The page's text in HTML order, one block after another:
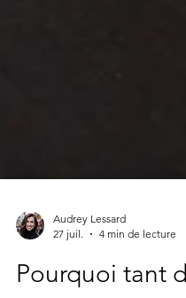
27 juil.
4 min de lecture